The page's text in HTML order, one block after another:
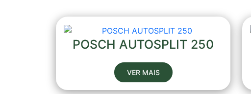
POSCH AUTOSPLIT 250
VER MAIS